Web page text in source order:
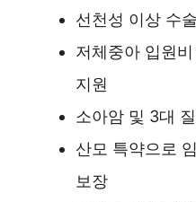
선천성 이상 수
저체중아 입원
지원
소아암 및 3대
산모 특약으로
보장